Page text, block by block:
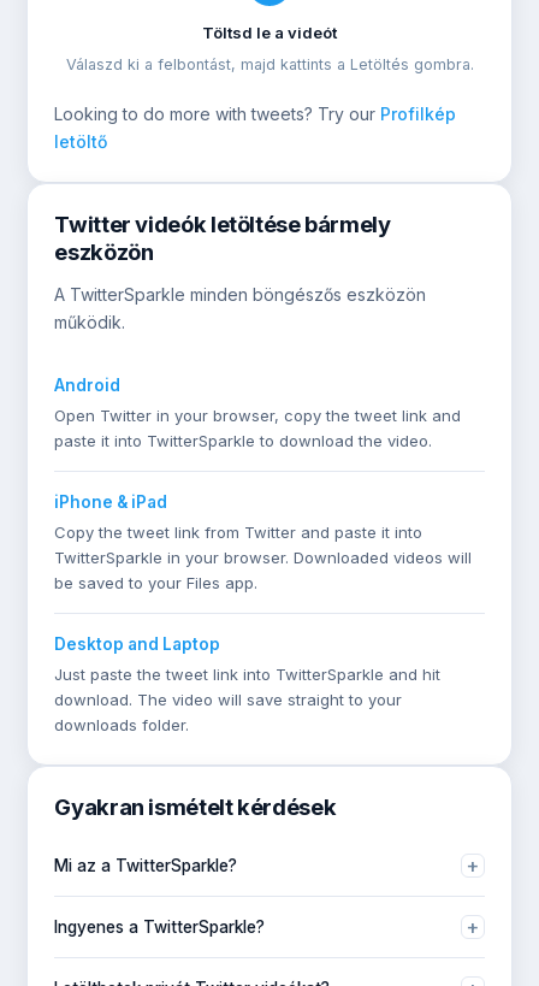
Töltsd le a videót
Válaszd ki a felbontást, majd kattints a Letöltés gombra.
Looking to do more with tweets? Try our Profilkép
letöltő
Twitter videók letöltése bármely
eszközön
A TwitterSparkle minden böngészős eszközön
működik.
Android
Open Twitter in your browser, copy the tweet link and
paste it into TwitterSparkle to download the video.
iPhone & iPad
Copy the tweet link from Twitter and paste it into
TwitterSparkle in your browser. Downloaded videos will
be saved to your Files app.
Desktop and Laptop
Just paste the tweet link into TwitterSparkle and hit
download. The video will save straight to your
downloads folder.
Gyakran ismételt kérdések
Mi az a TwitterSparkle? +
videók és GIF-ek letöltéséhez.
Ingyenes a TwitterSparkle? +